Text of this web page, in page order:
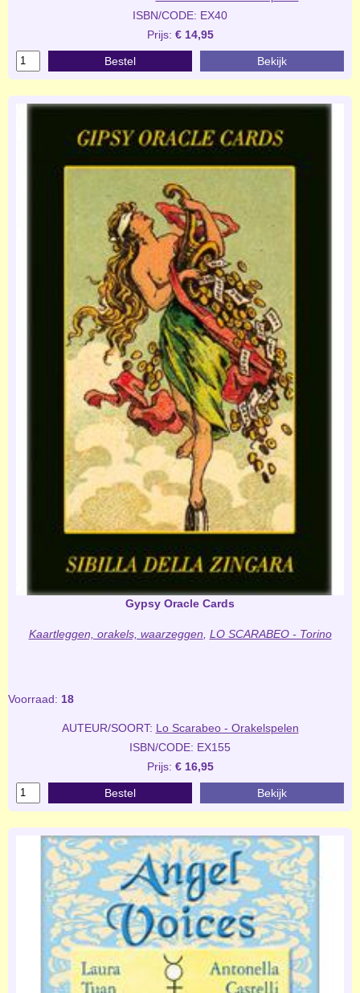
ISBN/CODE: EX40
Prijs: € 14,95
Bestel Bekijk
Gypsy Oracle Cards
Kaartleggen, orakels, waarzeggen, LO SCARABEO - Torino
Voorraad: 18
AUTEUR/SOORT: Lo Scarabeo - Orakelspelen
ISBN/CODE: EX155
Prijs: € 16,95
Bestel Bekijk